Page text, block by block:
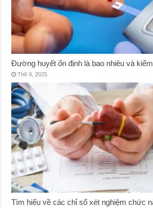
Đường huyết ổn định là bao nhiêu và
Th6 9, 2025
Tìm hiểu về các chỉ số xét nghiệm chức